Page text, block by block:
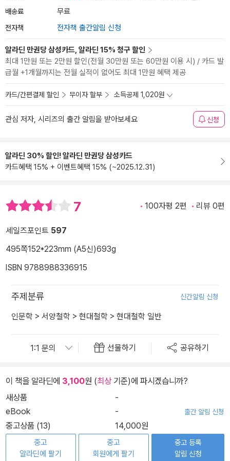
배송료 무료
전자책 전자책 출간알림 신청
알라딘 만권당 삼성카드, 알라딘 15% 청구 할인
최대 1만원 또는 2만원 할인(전월 30만원 또는 60만원 이용 시) / 카드 발
급월 +1개월까지는 전월 실적이 없어도 최대 1만원 혜택 제공
카드/간편결제 할인 무이자 할부 소득공제 1,020원
관심 저자, 시리즈의 출간 알림을 받아보세요 신청
알라딘 30% 할인! 알라딘 만권당 삼성카드
카드혜택 15% + 이벤트혜택 15% (~2025.12.31)
7 100자평 2편 리뷰 0편
세일즈포인트 597
495쪽152*223mm (A5신)693g
ISBN 9788988336915
주제분류 신간알림 신청
인문학 > 서양철학 > 현대철학 > 현대철학 일반
선물하기 공유하기
이 책을 알라딘에 3,100원 (최상기준)에 파시겠습니까?
새상품
-
eBook
- 출간 알림 신청
중고상품 (13) 14,000원
중고
알라딘에 팔기
중고
회원에게 팔기
중고 등록
알림 신청